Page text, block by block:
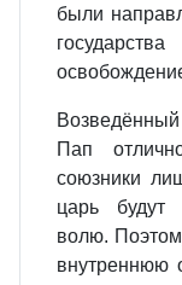
были
Пап
союзники
царь будут
волю.
внутреннюю